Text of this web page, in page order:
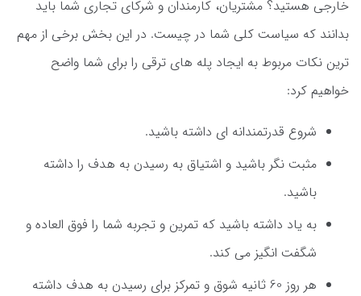
خارجی هستید؟ مشتریان، کارمندان و شرکای تجاری شما باید
بدانند که سیاست کلی شما در چیست. در این بخش برخی از مهم
ترین نکات مربوط به ایجاد پله های ترقی را برای شما واضح
خواهیم کرد:
شروع قدرتمندانه ای داشته باشید.
مثبت نگر باشید و اشتیاق به رسیدن به هدف را داشته
باشید.
به یاد داشته باشید که تمرین و تجربه شما را فوق العاده و
شگفت انگیز می کند.
هر روز 60 ثانیه شوق و تمرکز برای رسیدن به هدف داشته